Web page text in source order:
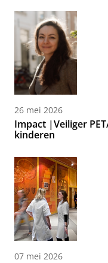
26 mei 2026
Impact |Veiliger
kinderen
07 mei 2026